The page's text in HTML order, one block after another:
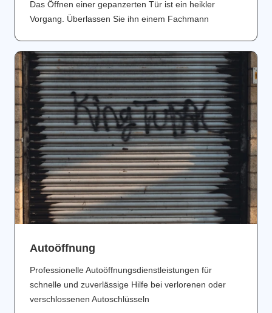
Das Öffnen einer gepanzerten Tür ist ein heikler
Vorgang. Überlassen Sie ihn einem Fachmann
Аutoöffnung
Professionelle Autoöffnungsdienstleistungen für
schnelle und zuverlässige Hilfe bei verlorenen oder
verschlossenen Autoschlüsseln